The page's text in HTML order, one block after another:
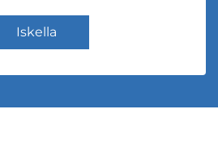
Iskella